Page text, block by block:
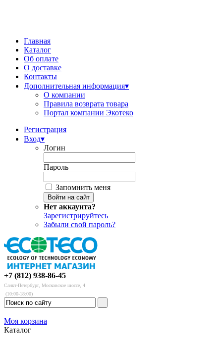
Главная
Каталог
Об оплате
О доставке
Контакты
Дополнительная информация▾
О компании
Правила возврата товара
Портал компании Экотеко
Регистрация
Вход▾
Логин
Пароль
Запомнить меня
Нет аккаунта?
Зарегистрируйтесь
Забыли свой пароль?
+7 (812) 938-86-45
Санкт-Петербург, Московское шоссе, 4
(10:00-18:00)
Моя корзина
Каталог